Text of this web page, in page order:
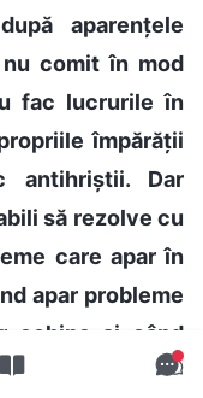
aparențele
comit în mod
fac lucrurile în
împărății
antihriștii. Dar
să rezolve cu
care apar în
apar probleme
echipe și când
capabili să își